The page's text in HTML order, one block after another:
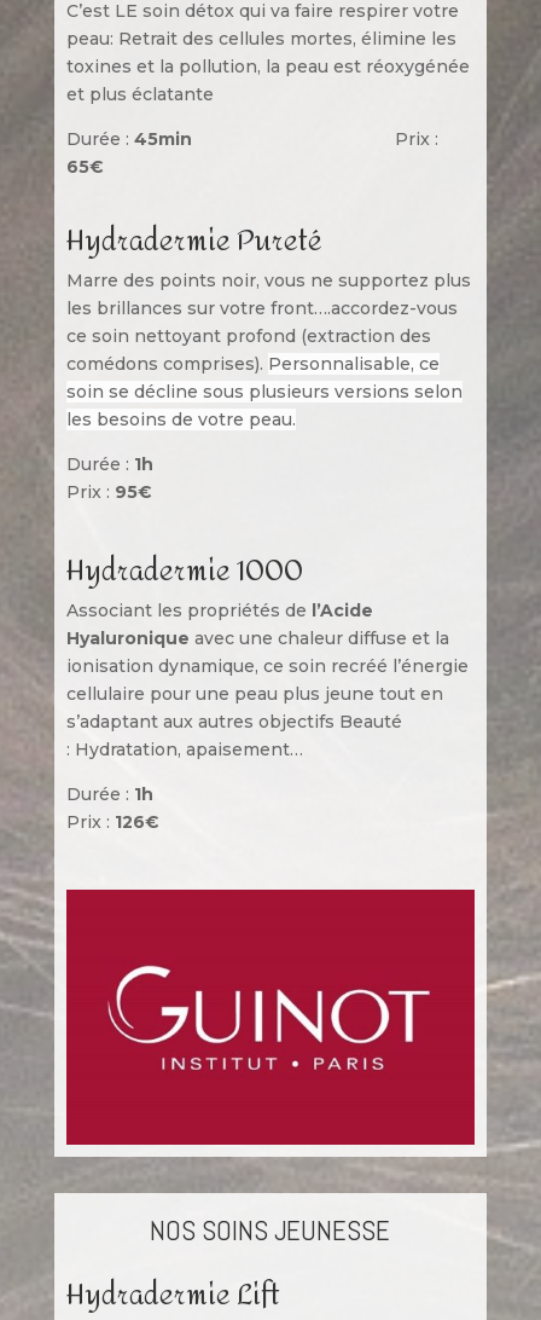
C’est LE soin détox qui va faire respirer votre
peau: Retrait des cellules mortes, élimine les
toxines et la pollution, la peau est réoxygénée
et plus éclatante
Durée : 45min
Prix :
65€
Hydradermie Pureté
Marre des points noir, vous ne supportez plus
les brillances sur votre front….accordez-vous
ce soin nettoyant profond (extraction des
comédons comprises). Personnalisable, ce
soin se décline sous plusieurs versions selon
les besoins de votre peau.
Durée : 1h
Prix : 95€
Hydradermie 1000
Associant les propriétés de l’Acide
Hyaluronique avec une chaleur diffuse et la
ionisation dynamique, ce soin recréé l’énergie
cellulaire pour une peau plus jeune tout en
s’adaptant aux autres objectifs Beauté
: Hydratation, apaisement…
Durée : 1h
Prix : 126€
NOS SOINS JEUNESSE
Hydradermie Lift